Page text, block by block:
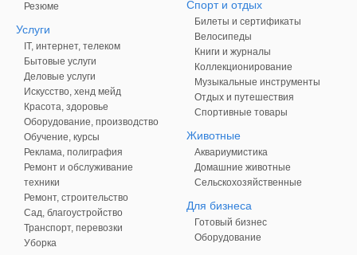
Резюме
Услуги
IT, интернет, телеком
Бытовые услуги
Деловые услуги
Искусство, хенд мейд
Красота, здоровье
Оборудование, производство
Обучение, курсы
Реклама, полиграфия
Ремонт и обслуживание
техники
Ремонт, строительство
Сад, благоустройство
Транспорт, перевозки
Уборка
Спорт и отдых
Билеты и сертификаты
Велосипеды
Книги и журналы
Коллекционирование
Музыкальные инструменты
Отдых и путешествия
Спортивные товары
Животные
Аквариумистика
Домашние животные
Сельскохозяйственные
Для бизнеса
Готовый бизнес
Оборудование